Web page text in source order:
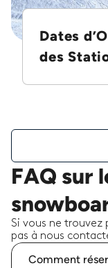
Dates
des
FAQ sur
Si vous ne trouvez
pas à nous
Comment